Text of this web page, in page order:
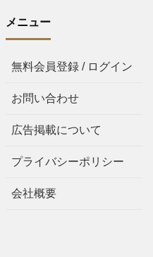
メニュー
無料会員登録 / ログイン
お問い合わせ
広告掲載について
プライバシーポリシー
会社概要